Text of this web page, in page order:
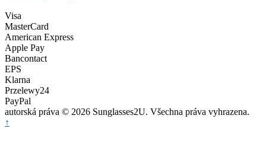
Visa
MasterCard
American Express
Apple Pay
Bancontact
EPS
Klarna
Przelewy24
PayPal
autorská práva © 2026 Sunglasses2U. Všechna práva vyhrazena.
↑